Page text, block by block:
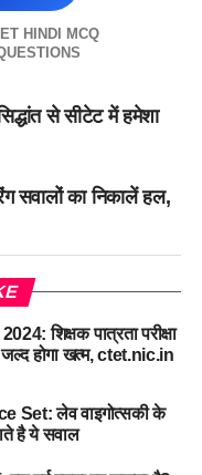
HINDI MCQ
से सीटेट में हमेशा
सवालों का निकालें हल,
शिक्षक पात्रता परीक्षा
जल्द होगा खत्म, ctet.nic.in
Set: लेव वाइगोत्सकी के
है ये सवाल